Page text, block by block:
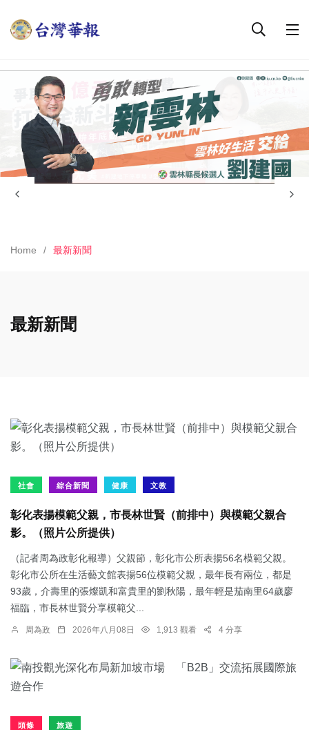
Home 最新新聞
最新新聞
社會 綜合新聞 健康 文教
彰化表揚模範父親，市長林世賢（前排中）與模範父親合
影。（照片公所提供）
（記者周為政彰化報導）父親節，彰化市公所表揚56名模範父親。
彰化市公所在生活藝文館表揚56位模範父親，最年長有兩位，都是
93歲，介壽里的張燦凱和富貴里的劉秋陽，最年輕是茄南里64歲廖
福臨，市長林世賢分享模範父...
周為政 2026年八月08日 1,913 觀看 4 分享
頭條 旅遊